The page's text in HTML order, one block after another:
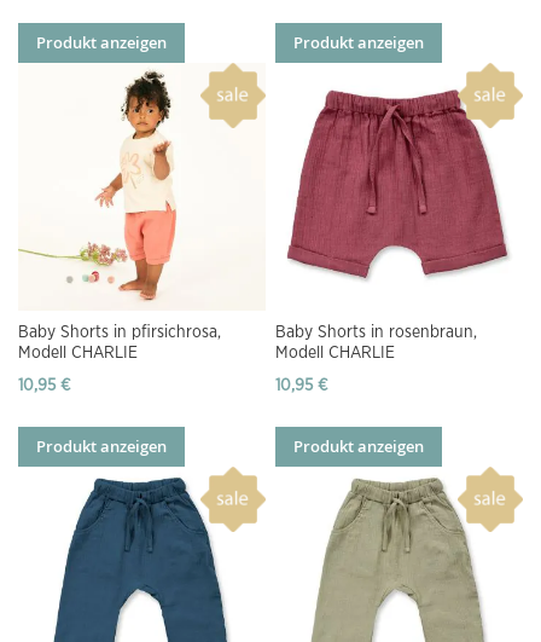
Produkt anzeigen Produkt anzeigen
Baby Shorts in pfirsichrosa,
Modell CHARLIE
10,95 €
Produkt anzeigen
Baby Shorts in rosenbraun,
Modell CHARLIE
10,95 €
Produkt anzeigen